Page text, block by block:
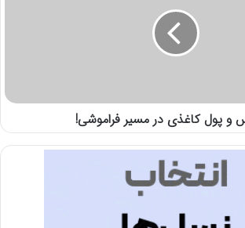
و پول کاغذی در مسیر فراموشی!